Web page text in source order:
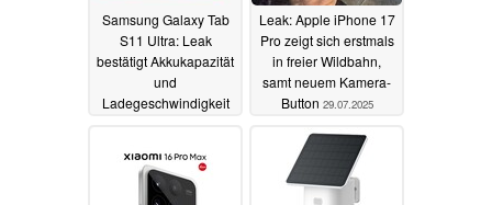
Samsung Galaxy Tab
S11 Ultra: Leak
bestätigt Akkukapazität
und
Ladegeschwindigkeit
Leak: Apple iPhone 17
Pro zeigt sich erstmals
in freier Wildbahn,
samt neuem Kamera-
Button 29.07.2025